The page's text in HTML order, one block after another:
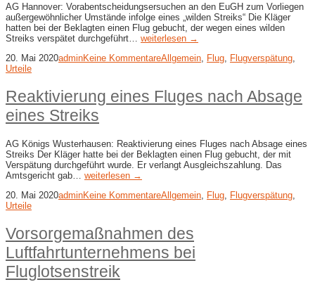
AG Hannover: Vorabentscheidungsersuchen an den EuGH zum Vorliegen
außergewöhnlicher Umstände infolge eines „wilden Streiks“ Die Kläger
hatten bei der Beklagten einen Flug gebucht, der wegen eines wilden
Streiks verspätet durchgeführt… weiterlesen →
20. Mai 2020adminKeine KommentareAllgemein Flug Flugverspätung
Urteile
Reaktivierung eines Fluges nach Absage
eines Streiks
AG Königs Wusterhausen: Reaktivierung eines Fluges nach Absage eines
Streiks Der Kläger hatte bei der Beklagten einen Flug gebucht, der mit
Verspätung durchgeführt wurde. Er verlangt Ausgleichszahlung. Das
Amtsgericht gab… weiterlesen →
20. Mai 2020adminKeine KommentareAllgemein, Flug, Flugverspätung,
Urteile
Vorsorgemaßnahmen des
Luftfahrtunternehmens bei
Fluglotsenstreik